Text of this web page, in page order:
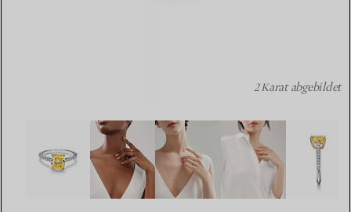
Tiffany Forever:Verlobungsring mit gelbem Diamanten
2 Karat abgebildet